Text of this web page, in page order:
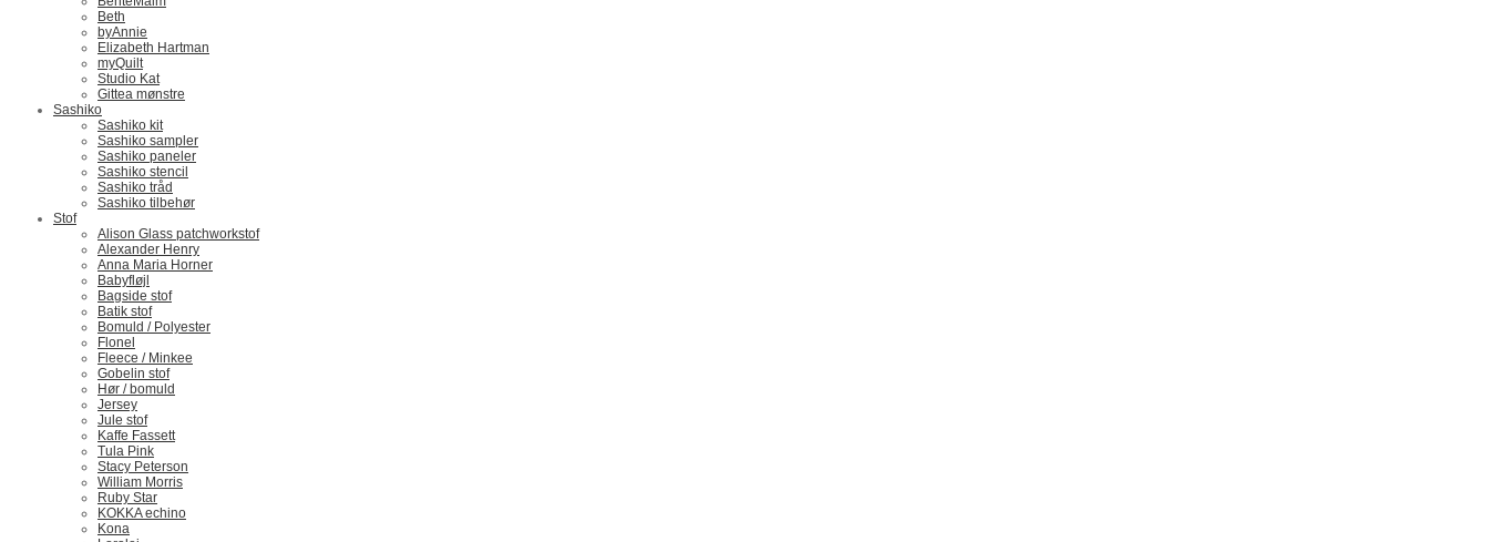
Beth
byAnnie
Elizabeth Hartman
myQuilt
Studio Kat
Gittea mønstre
Sashiko
Sashiko kit
Sashiko sampler
Sashiko paneler
Sashiko stencil
Sashiko tråd
Sashiko tilbehør
Stof
Alison Glass patchworkstof
Alexander Henry
Anna Maria Horner
Babyfløjl
Bagside stof
Batik stof
Bomuld / Polyester
Flonel
Fleece / Minkee
Gobelin stof
Hør / bomuld
Jersey
Jule stof
Kaffe Fassett
Tula Pink
Stacy Peterson
William Morris
Ruby Star
KOKKA echino
Kona